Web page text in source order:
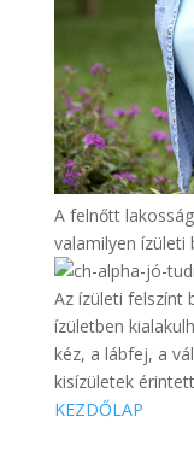
A felnőtt
valamilyen
Az ízületi felszínt
ízületben
kéz, a lábfej, a
kisízületek
KEZDŐLAP